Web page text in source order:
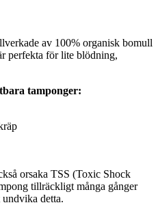
av 100% organisk bomull
perfekta för lite blödning,
tamponger:
orsaka TSS (Toxic Shock
tillräckligt många gånger
detta.